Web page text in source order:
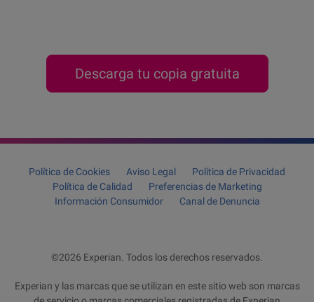
Descarga tu copia gratuita
Política de Cookies Aviso Legal
Política de Privacidad
Política de Calidad
Preferencias de Marketing
Información Consumidor
Canal de Denuncia
©2026 Experian. Todos los derechos reservados.
Experian y las marcas que se utilizan en este sitio web son marcas